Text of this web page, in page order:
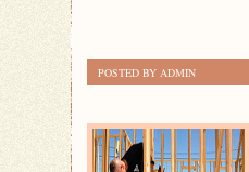
POSTED BY ADMIN